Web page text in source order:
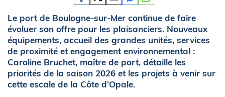
Le port de Boulogne-sur-Mer continue de faire
évoluer son offre pour les plaisanciers. Nouveaux
équipements, accueil des grandes unités, services
de proximité et engagement environnemental :
Caroline Bruchet, maître de port, détaille les
priorités de la saison 2026 et les projets à venir sur
cette escale de la Côte d’Opale.